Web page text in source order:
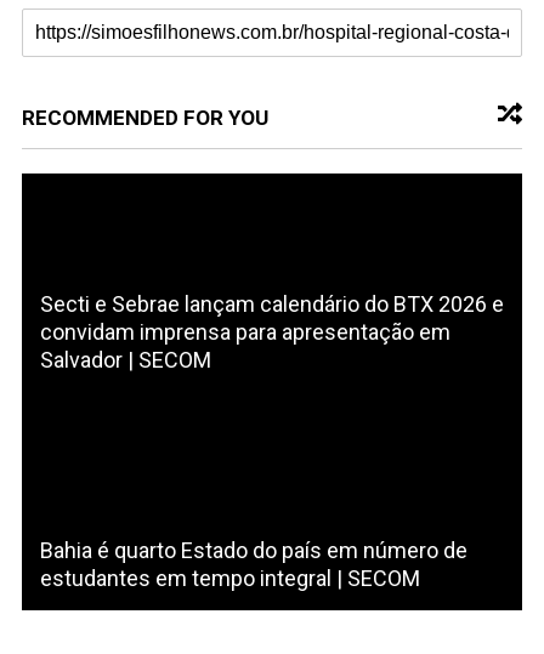
RECOMMENDED FOR YOU
Secti e Sebrae lançam calendário do BTX 2026 e
convidam imprensa para apresentação em
Salvador | SECOM
Bahia é quarto Estado do país em número de
estudantes em tempo integral | SECOM